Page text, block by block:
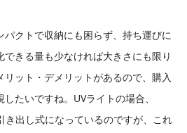
クトで収納にも困らず、持ち運びに
きる量も少なければ大きさにも限り
ット・デメリットがあるので、購入
たいですね。UVライトの場合、
き出し式になっているのですが、これ